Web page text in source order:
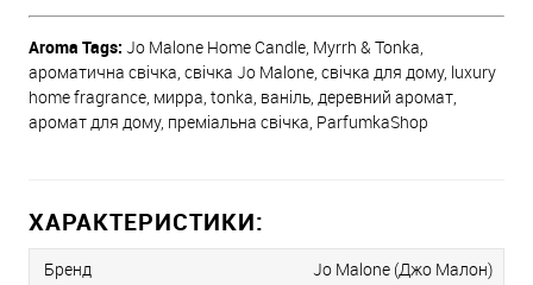
Aroma Tags: Jo Malone Home Candle, Myrrh & Tonka,
ароматична свічка, свічка Jo Malone, свічка для дому, luxury
home fragrance, мирра, tonka, ваніль, деревний аромат,
аромат для дому, преміальна свічка, ParfumkaShop
ХАРАКТЕРИСТИКИ:
Бренд
Jo Malone (Джо Малон)